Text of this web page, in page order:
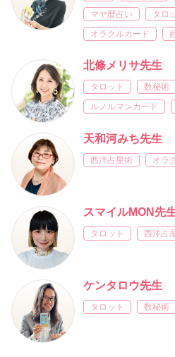
マヤ暦占い
タロ
オラクルカード
北條メリサ先生
タロット 数秘術
ルノルマンカード
天和河みち先生
西洋占星術 オラ
スマイルMON先
タロット 西洋占
ケンタロウ先生
タロット 数秘術